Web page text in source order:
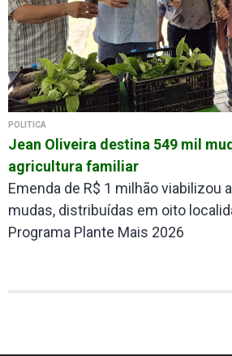
POLÍTICA
Jean Oliveira destina 549 mil
agricultura familiar
Emenda de R$ 1 milhão viabilizou
mudas, distribuídas em oito
Programa Plante Mais 2026